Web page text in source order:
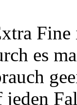
Fine
es
jeden